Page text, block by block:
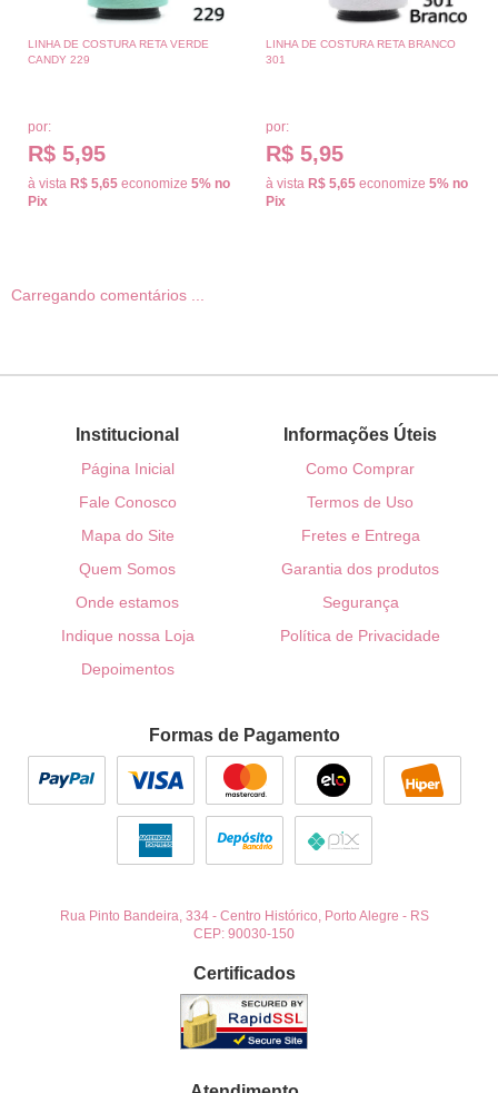
LINHA DE COSTURA RETA VERDE
CANDY 229
por:
R$ 5,95
à vista R$ 5,65 economize 5% no
Pix
LINHA DE COSTURA RETA BRANCO
301
por:
R$ 5,95
à vista R$ 5,65 economize 5% no
Pix
Carregando comentários ...
Institucional
Página Inicial
Fale Conosco
Mapa do Site
Quem Somos
Onde estamos
Indique nossa Loja
Depoimentos
Informações Úteis
Como Comprar
Termos de Uso
Fretes e Entrega
Garantia dos produtos
Segurança
Política de Privacidade
Formas de Pagamento
Rua Pinto Bandeira, 334- Centro Histórico, Porto Alegre - RS
CEP: 90030-150
Certificados